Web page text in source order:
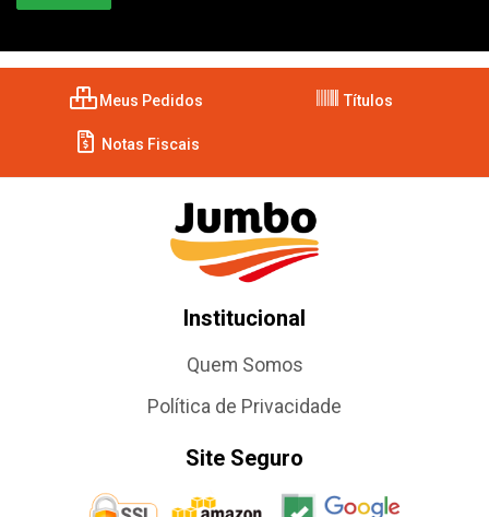
Meus Pedidos Títulos
Notas Fiscais
Institucional
Quem Somos
Política de Privacidade
Site Seguro